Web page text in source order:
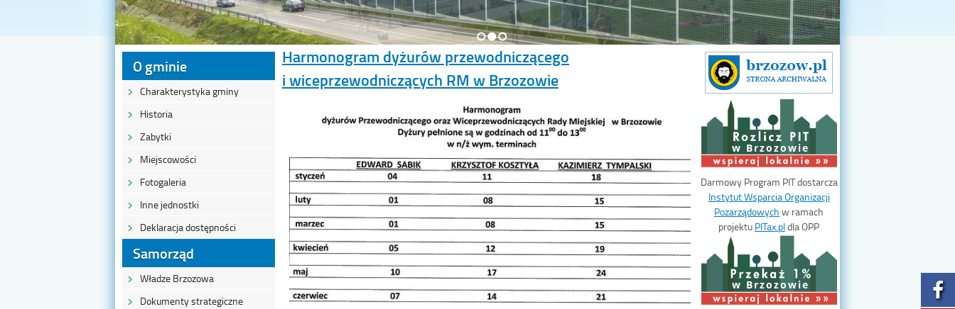
1 2 3
O gminie
Charakterystyka gminy
Historia
Zabytki
Miejscowości
Fotogaleria
Inne jednostki
Deklaracja dostępności
Samorząd
Władze Brzozowa
Dokumenty strategiczne
w Brzozowie
Darmowy Program PIT dostarcza
Instytut Wsparcia Organizacji
Pozarządowych w ramach
projektu PITax.pldla OPP
w Brzozowie
Harmonogram dyżurów przewodniczącego
i wiceprzewodniczących RM w Brzozowie